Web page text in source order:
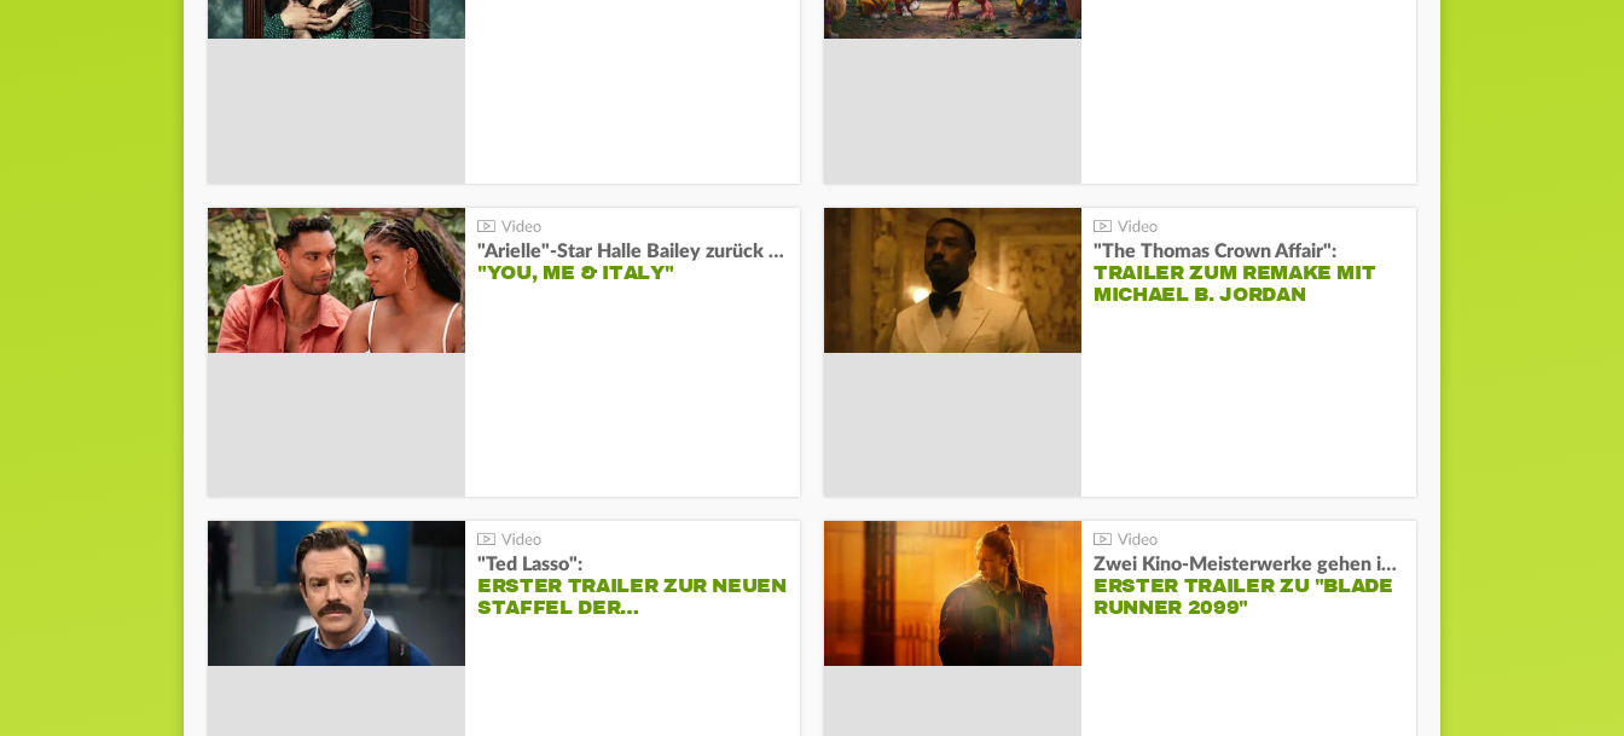
"Arielle"-Star Halle Bailey zurück auf der Leinwand:
"YOU, ME & ITALY"
"The Thomas Crown Affair":
TRAILER ZUM REMAKE MIT
MICHAEL B. JORDAN
"Ted Lasso":
ERSTER TRAILER ZUR NEUEN
STAFFEL DER…
Zwei Kino-Meisterwerke gehen in Serie:
ERSTER TRAILER ZU "BLADE
RUNNER 2099"